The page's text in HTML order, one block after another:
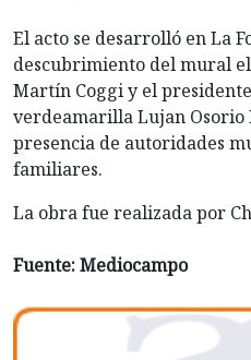
El acto se desarrolló en La
descubrimiento del mural
Martín Coggi y el
verdeamarilla Lujan Osorio
presencia de autoridades
familiares.
La obra fue realizada por
Fuente: Mediocampo